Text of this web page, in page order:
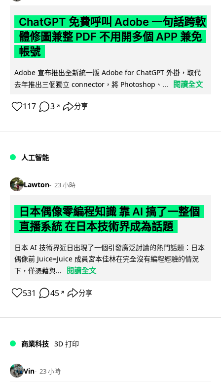
ChatGPT 免費呼叫 Adobe 一句話跨軟
體修圖兼整 PDF 不用開多個 APP 兼免
帳號
Adobe 宣布推出全新統一版 Adobe for ChatGPT 外掛，取代
去年推出三個獨立 connector，將 Photoshop、...
閱讀全文
117 3 ↗ 分享
人工智能
Lawton 23 小時
日本偶像零編程知識 靠 AI 搞了一整個
直播系統 在日本技術界成為話題
日本 AI 技術界近日出現了一個引發廣泛討論的熱門話題：日本
偶像前 Juice=Juice 成員宮本佳林在完全沒有編程經驗的情況
下，僅憑藉與...
閱讀全文
531 45 ↗ 分享
商業科技 3D 打印
Vin 23 小時